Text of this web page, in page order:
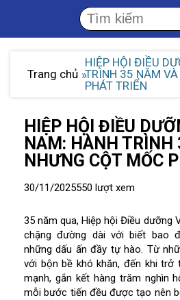
Trang chủ
HIỆP HỘI ĐIỀU
TRÌNH 35 NĂM
PHÁT TRIỂN
HIỆP HỘI ĐIỀU
NAM: HÀNH TRÌNH
NHƯNG CỘT MỐC
30/11/2025550 lượt xem
35 năm qua, Hiệp hội Điều dưỡng
chặng đường dài với biết bao
những dấu ấn đầy tự hào. Từ
với bộn bề khó khăn, đến khi
mạnh, gắn kết hàng trăm nghìn
mỗi bước tiến đều được tạo nên